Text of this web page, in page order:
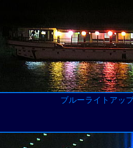
ブルーライトアッ